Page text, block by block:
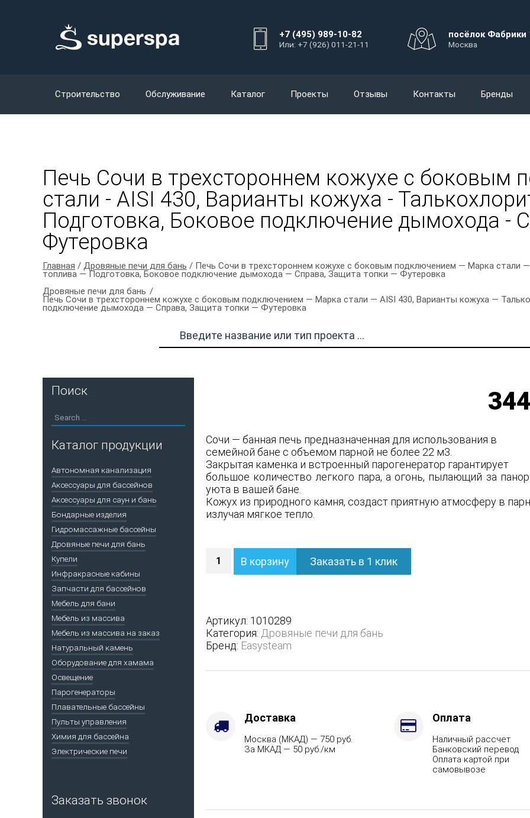
+7 (495) 989-10-82
Или: +7 (926) 011-21-11
посёлок Фабрики
Москва
Строительство Обслуживание Каталог Проекты Отзывы Контакты Бренды
Печь Сочи в трехстороннем кожухе с боковым
стали - AISI 430, Варианты кожуха -
Подготовка, Боковое подключение дымохода -
Футеровка
Главная / Дровяные печи для бань / Печь Сочи в трехстороннем кожухе с боковым подключением — Марка стали
топлива — Подготовка, Боковое подключение дымохода — Справа, Защита топки — Футеровка
Дровяные печи для бань
Печь Сочи в трехстороннем кожухе с боковым подключением — Марка стали — AISI 430, Варианты кожуха —
подключение дымохода — Справа, Защита топки — Футеровка
Сочи — банная печь предназначенная для использования в
семейной бане с объемом парной не более 22 м3.
Закрытая каменка и встроенный парогенератор гарантирует
большое количество легкого пара, а огонь, пылающий за
уюта в вашей бане.
Кожух из природного камня, создаст приятную атмосферу в
излучая мягкое тепло.
Печь
кожухе
с
боковым
подключением
430,
Варианты
В корзину Заказать в 1 клик
Артикул: 1010289
Категория: Дровяные печи для бань
Бренд: Easysteam
Доставка
Москва (МКАД) — 750 руб.
За МКАД — 50 руб./км
Оплата
Наличный рассчет
Банковский перевод
Оплата картой при
самовывозе
Поиск
Каталог продукции
Автономная канализация
Аксессуары для бассейнов
Аксессуары для саун и бань
Бондарные изделия
Гидромассажные бассейны
Дровяные печи для бань
Купели
Инфракрасные кабины
Запчасти для бассейнов
Мебель для бани
Мебель из массива
Мебель из массива на заказ
Натуральный камень
Оборудование для хамама
Освещение
Парогенераторы
Плавательные бассейны
Пульты управления
Химия для бассейна
Электрические печи
Заказать звонок